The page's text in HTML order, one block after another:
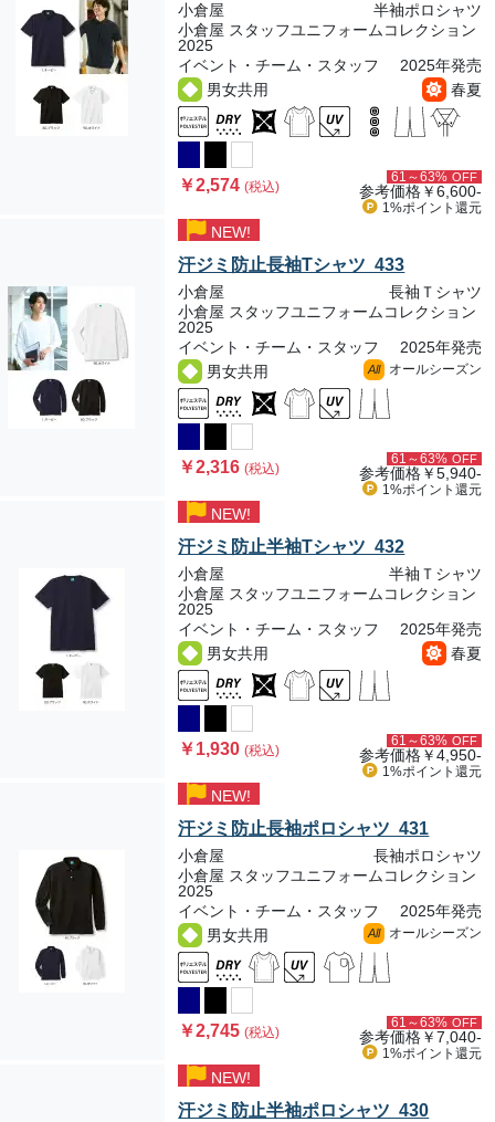
小倉屋
半袖ポロシャツ
小倉屋 スタッフユニフォームコレクション
2025
イベント・チーム・スタッフ
2025年発売
男女共用
春夏
￥2,574(税込)
61～63% OFF
参考価格￥6,600-
1%ポイント 還元
NEW!
汗ジミ防止長袖Tシャツ 433
小倉屋
長袖Ｔシャツ
小倉屋 スタッフユニフォームコレクション
2025
イベント・チーム・スタッフ
2025年発売
男女共用
All オールシーズン
￥2,316(税込)
61～63% OFF
参考価格￥5,940-
1%ポイント 還元
NEW!
汗ジミ防止半袖Tシャツ 432
小倉屋
半袖Ｔシャツ
小倉屋 スタッフユニフォームコレクション
2025
イベント・チーム・スタッフ
2025年発売
男女共用
春夏
￥1,930(税込)
61～63% OFF
参考価格￥4,950-
1%ポイント 還元
NEW!
汗ジミ防止長袖ポロシャツ 431
小倉屋
長袖ポロシャツ
小倉屋 スタッフユニフォームコレクション
2025
イベント・チーム・スタッフ
2025年発売
男女共用
All オールシーズン
￥2,745(税込)
61～63% OFF
参考価格￥7,040-
1%ポイント 還元
NEW!
汗ジミ防止半袖ポロシャツ 430